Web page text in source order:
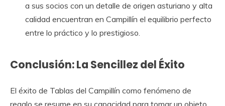
a sus socios con un detalle de origen asturiano y alta
calidad encuentran en Campillín el equilibrio perfecto
entre lo práctico y lo prestigioso.
Conclusión: La Sencillez del Éxito
El éxito de Tablas del Campillín como fenómeno de
regalo se resume en su capacidad para tomar un objeto